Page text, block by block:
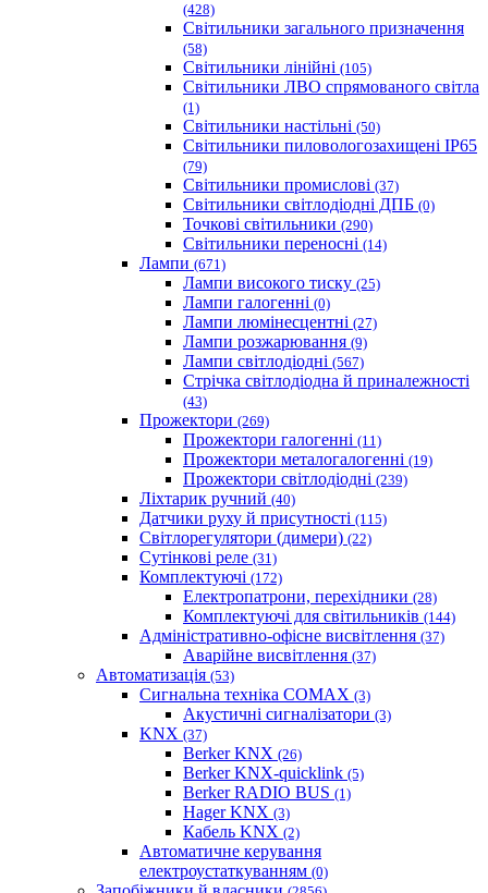
(428)
Світильники загального призначення
(58)
Світильники лінійні (105)
Світильники ЛВО спрямованого світла
(1)
Світильники настільні (50)
Світильники пиловологозахищені IP65
(79)
Світильники промислові (37)
Світильники світлодіодні ДПБ (0)
Точкові світильники (290)
Світильники переносні (14)
Лампи (671)
Лампи високого тиску (25)
Лампи галогенні (0)
Лампи люмінесцентні (27)
Лампи розжарювання (9)
Лампи світлодіодні (567)
Стрічка світлодіодна й приналежності
(43)
Прожектори (269)
Прожектори галогенні (11)
Прожектори металогалогенні (19)
Прожектори світлодіодні (239)
Ліхтарик ручний (40)
Датчики руху й присутності (115)
Світлорегулятори (димери) (22)
Сутінкові реле (31)
Комплектуючі (172)
Електропатрони, перехідники (28)
Комплектуючі для світильників (144)
Адміністративно-офісне висвітлення (37)
Аварійне висвітлення (37)
Автоматизація (53)
Сигнальна техніка COMAX (3)
Акустичні сигналізатори (3)
KNX (37)
Berker KNX (26)
Berker KNX-quicklink (5)
Berker RADIO BUS (1)
Hager KNX (3)
Кабель KNX (2)
Автоматичне керування
електроустаткуванням (0)